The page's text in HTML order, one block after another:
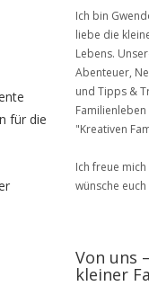
für die
Ich bin
liebe die
Lebens.
Abenteuer,
und Tipps &
"Kreativen
Ich freue
wünsche
Von uns
kleiner